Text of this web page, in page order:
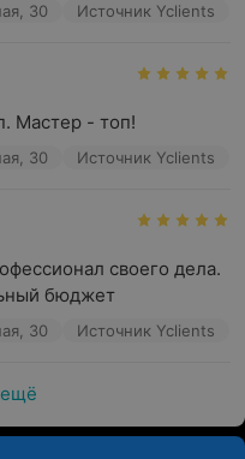
30 Источник Yclients
Мастер - топ!
30 Источник Yclients
своего дела.
бюджет
30 Источник Yclients
ещё